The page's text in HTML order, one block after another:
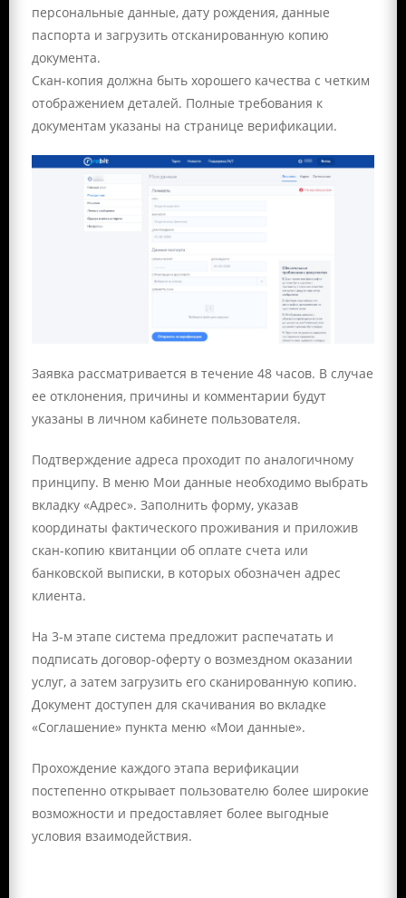
персональные данные, дату рождения, данные
паспорта и загрузить отсканированную копию
документа.
Скан-копия должна быть хорошего качества с четким
отображением деталей. Полные требования к
документам указаны на странице верификации.
Заявка рассматривается в течение 48 часов. В случае
ее отклонения, причины и комментарии будут
указаны в личном кабинете пользователя.
Подтверждение адреса проходит по аналогичному
принципу. В меню Мои данные необходимо выбрать
вкладку «Адрес». Заполнить форму, указав
координаты фактического проживания и приложив
скан-копию квитанции об оплате счета или
банковской выписки, в которых обозначен адрес
клиента.
На 3-м этапе система предложит распечатать и
подписать договор-оферту о возмездном оказании
услуг, а затем загрузить его сканированную копию.
Документ доступен для скачивания во вкладке
«Соглашение» пункта меню «Мои данные».
Прохождение каждого этапа верификации
постепенно открывает пользователю более широкие
возможности и предоставляет более выгодные
условия взаимодействия.